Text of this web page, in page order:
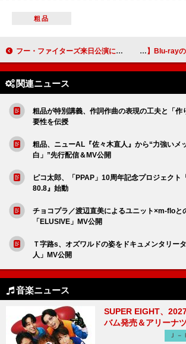
粗品
フー・ファイターズ来日公演に向けて貴重映像が公開、第1弾は1997年フジロックより「Monkey Wrench」 前田佳織里、初ワンマンライ
関連ニュース
粗品が特別講義、作詞作曲の表現の工夫と「作
要性を伝授
粗品、ニューAL『佐々木直人』から“力強いメ
白」”先行配信＆MV公開
ピコ太郎、「PPAP」10周年記念プロジェク
80.8』始動
チョコプラ／渡辺直美によるユニット×m-floと
「ELUSIVE」MV公開
Ｔ字路s、オズワルドの姿をドキュメンタリー
人」MV公開
音楽ニュース
SUPER EIGHT、
バム発売＆アリーナ
Ｊ－